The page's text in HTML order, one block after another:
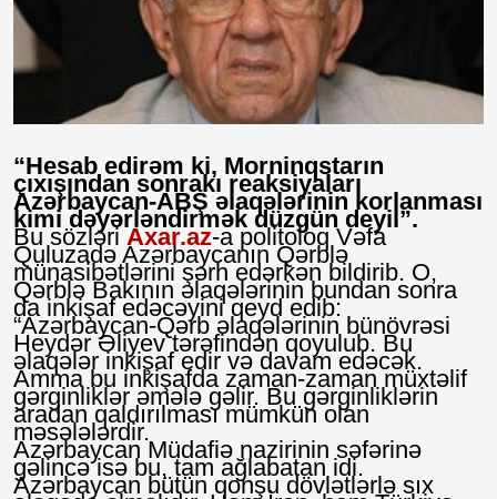
“Hesab edirəm ki, Morninqstarın
çıxışından sonrakı reaksiyaları
Azərbaycan-ABŞ əlaqələrinin korlanması
kimi dəyərləndirmək düzgün deyil”.
Bu sözləriAxar.az-a politoloq Vəfa
Quluzadə Azərbaycanın Qərblə
münasibətlərini şərh edərkən bildirib. O,
Qərblə Bakının əlaqələrinin bundan sonra
da inkişaf edəcəyini qeyd edib:
“Azərbaycan-Qərb əlaqələrinin bünövrəsi
Heydər Əliyev tərəfindən qoyulub. Bu
əlaqələr inkişaf edir və davam edəcək.
Amma bu inkişafda zaman-zaman müxtəlif
gərginliklər əmələ gəlir. Bu gərginliklərin
aradan qaldırılması mümkün olan
məsələlərdir.
Azərbaycan Müdafiə nazirinin səfərinə
gəlincə isə bu, tam ağlabatan idi.
Azərbaycan bütün qonşu dövlətlərlə sıx